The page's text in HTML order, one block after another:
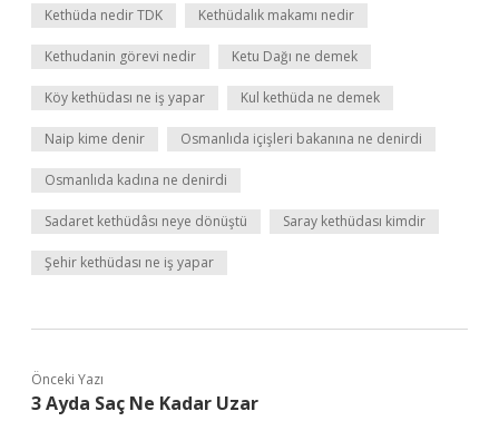
Kethüda nedir TDK Kethüdalık makamı nedir
Kethudanin görevi nedir Ketu Dağı ne demek
Köy kethüdası ne iş yapar Kul kethüda ne demek
Naip kime denir Osmanlıda içişleri bakanına ne denirdi
Osmanlıda kadına ne denirdi
Sadaret kethüdâsı neye dönüştü Saray kethüdası kimdir
Şehir kethüdası ne iş yapar
Önceki Yazı
3 Ayda Saç Ne Kadar Uzar